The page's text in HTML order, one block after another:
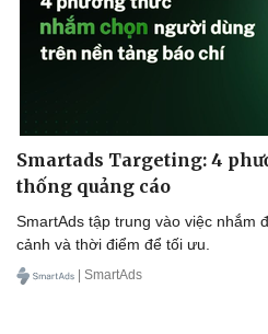
Smartads Targeting: 4
thống quảng cáo
SmartAds tập trung vào việc nhắm
cảnh và thời điểm để tối ưu.
| SmartAds